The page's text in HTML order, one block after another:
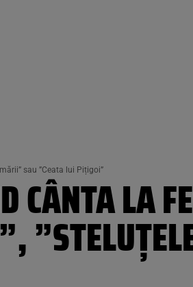
sau ”Ceata lui Pițigoi”
CÂNTA LA